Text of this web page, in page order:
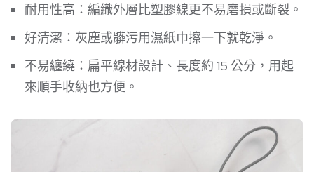
耐用性高：編織外層比塑膠線更不易磨損或斷裂。
好清潔：灰塵或髒污用濕紙巾擦一下就乾淨。
不易纏繞：扁平線材設計、長度約 15 公分，用起
來順手收納也方便。